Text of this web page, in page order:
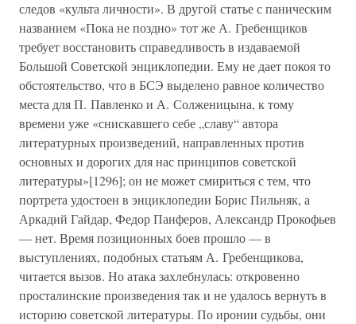
следов «культа личности». В другой статье с паническим
названием «Пока не поздно» тот же А. Гребенщиков
требует восстановить справедливость в издаваемой
Большой Советской энциклопедии. Ему не дает покоя то
обстоятельство, что в БСЭ выделено равное количество
места для П. Павленко и А. Солженицына, к тому
времени уже «снискавшего себе „славу“ автора
литературных произведений, направленных против
основных и дорогих для нас принципов советской
литературы»[1296]; он не может смириться с тем, что
портрета удостоен в энциклопедии Борис Пильняк, а
Аркадий Гайдар, Федор Панферов, Александр Прокофьев
— нет. Время позиционных боев прошло — в
выступлениях, подобных статьям А. Гребенщикова,
читается вызов. Но атака захлебнулась: откровенно
просталинские произведения так и не удалось вернуть в
историю советской литературы. По иронии судьбы, они